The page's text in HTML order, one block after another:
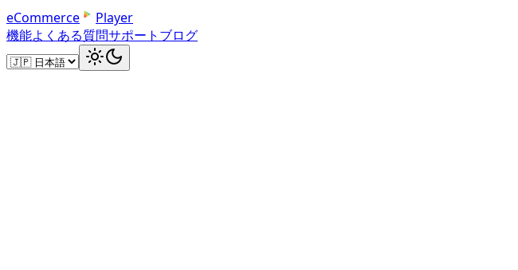
eCommerce
Player
機能よくある質問サポート ブログ